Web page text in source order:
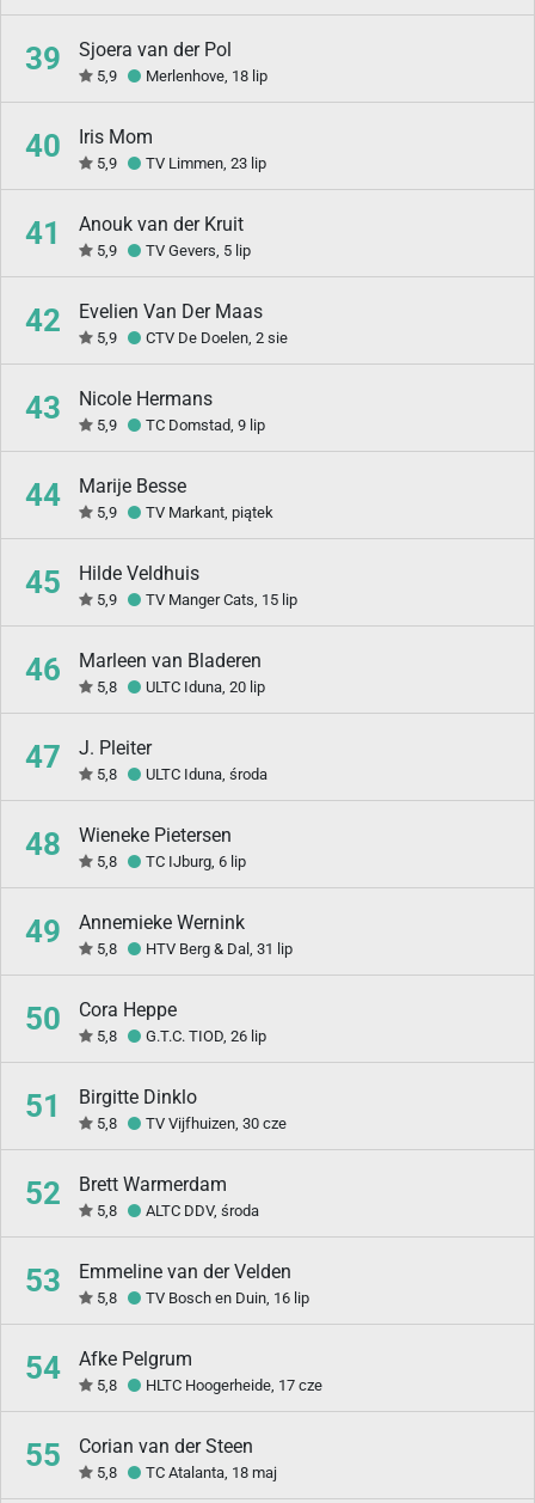
39 Sjoera van der Pol
5,9 Merlenhove, 18 lip
40 Iris Mom
5,9 TV Limmen, 23 lip
41 Anouk van der Kruit
5,9 TV Gevers, 5 lip
42 Evelien Van Der Maas
5,9 CTV De Doelen, 2 sie
43 Nicole Hermans
5,9 TC Domstad, 9 lip
44 Marije Besse
5,9 TV Markant, piątek
45 Hilde Veldhuis
5,9 TV Manger Cats, 15 lip
46 Marleen van Bladeren
5,8 ULTC Iduna, 20 lip
47 J. Pleiter
5,8 ULTC Iduna, środa
48 Wieneke Pietersen
5,8 TC IJburg, 6 lip
49 Annemieke Wernink
5,8 HTV Berg & Dal, 31 lip
50 Cora Heppe
5,8 G.T.C. TIOD, 26 lip
51 Birgitte Dinklo
5,8 TV Vijfhuizen, 30 cze
52 Brett Warmerdam
5,8 ALTC DDV, środa
53 Emmeline van der Velden
5,8 TV Bosch en Duin, 16 lip
54 Afke Pelgrum
5,8 HLTC Hoogerheide, 17 cze
55 Corian van der Steen
5,8 TC Atalanta, 18 maj